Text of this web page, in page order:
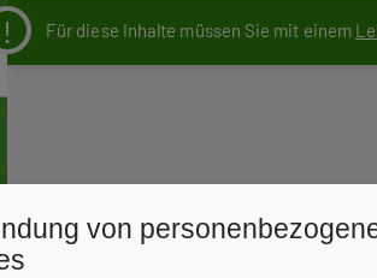
Für diese Inhalte müssen Sie mit einem
von